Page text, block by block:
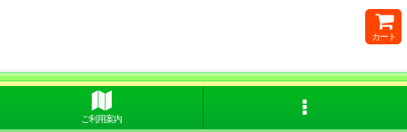
カート
ご利用案内